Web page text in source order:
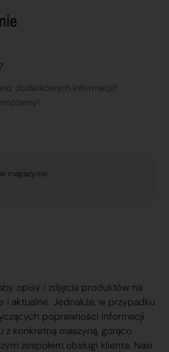
dodatkowych informacji?
magazynie
opisy i zdjęcia produktów na
i aktualne. Jednakże, w przypadku
poprawności informacji
konkretną maszyną, gorąco
zespołem obsługi klienta. Nasi